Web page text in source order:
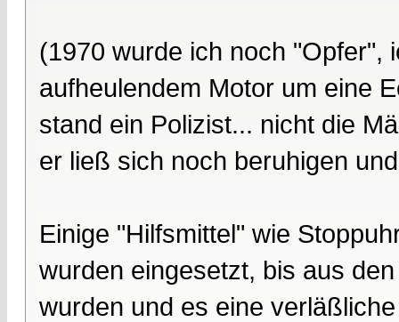
(1970 wurde ich noch "Opfer",
aufheulendem Motor um eine
stand ein Polizist... nicht die
er ließ sich noch beruhigen
Einige "Hilfsmittel" wie
wurden eingesetzt, bis aus
wurden und es eine